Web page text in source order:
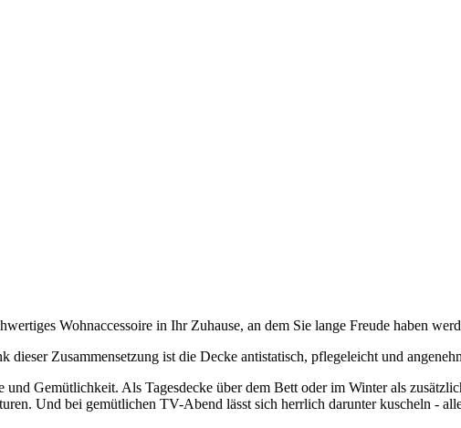
Wohnaccessoire in Ihr Zuhause, an dem Sie lange Freude haben
Zusammensetzung ist die Decke antistatisch, pflegeleicht und
Gemütlichkeit. Als Tagesdecke über dem Bett oder im Winter als
Und bei gemütlichen TV-Abend lässt sich herrlich darunter kuscheln -